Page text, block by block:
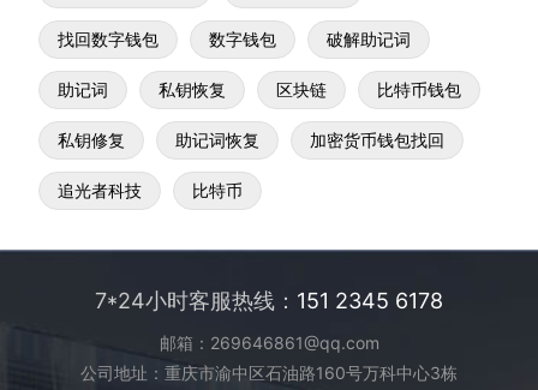
找回数字钱包 数字钱包 破解助记词
助记词 私钥恢复 区块链 比特币钱包
私钥修复 助记词恢复 加密货币钱包找回
追光者科技 比特币
7*24小时客服热线： 151 2345 6178
邮箱：269646861@qq.com
公司地址：重庆市渝中区石油路160号万科中心3栋